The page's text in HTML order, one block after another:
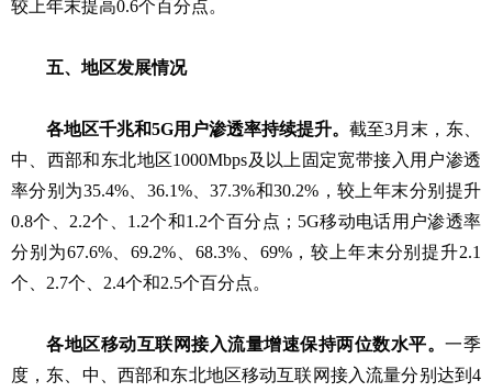
较上年末提高0.6个百分点。
五、地区发展情况
各地区千兆和5G用户渗透率持续提升。 截至3月末，东、
中、西部和东北地区1000Mbps及以上固定宽带接入用户渗透
率分别为35.4%、36.1%、37.3%和30.2%，较上年末分别提升
0.8个、2.2个、1.2个和1.2个百分点；5G移动电话用户渗透率
分别为67.6%、69.2%、68.3%、69%，较上年末分别提升2.1
个、2.7个、2.4个和2.5个百分点。
各地区移动互联网接入流量增速保持两位数水平。一季
度，东、中、西部和东北地区移动互联网接入流量分别达到4